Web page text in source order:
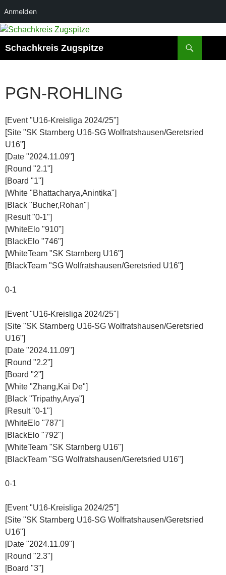
Anmelden
Schachkreis Zugspitze
PGN-ROHLING
[Event "U16-Kreisliga 2024/25"]
[Site "SK Starnberg U16-SG Wolfratshausen/Geretsried
U16"]
[Date "2024.11.09"]
[Round "2.1"]
[Board "1"]
[White "Bhattacharya,Anintika"]
[Black "Bucher,Rohan"]
[Result "0-1"]
[WhiteElo "910"]
[BlackElo "746"]
[WhiteTeam "SK Starnberg U16"]
[BlackTeam "SG Wolfratshausen/Geretsried U16"]
0-1
[Event "U16-Kreisliga 2024/25"]
[Site "SK Starnberg U16-SG Wolfratshausen/Geretsried
U16"]
[Date "2024.11.09"]
[Round "2.2"]
[Board "2"]
[White "Zhang,Kai De"]
[Black "Tripathy,Arya"]
[Result "0-1"]
[WhiteElo "787"]
[BlackElo "792"]
[WhiteTeam "SK Starnberg U16"]
[BlackTeam "SG Wolfratshausen/Geretsried U16"]
0-1
[Event "U16-Kreisliga 2024/25"]
[Site "SK Starnberg U16-SG Wolfratshausen/Geretsried
U16"]
[Date "2024.11.09"]
[Round "2.3"]
[Board "3"]